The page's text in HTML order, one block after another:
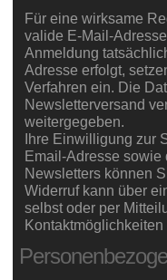
Für eine wirksame
valide E-Mail-
Anmeldung
Adresse erfolgt,
Verfahren ein. Die
Newsletterversand
weitergegeben.
Ihre Einwilligung zur
Email-Adresse
Newsletters können
Widerruf kann über
selbst oder per
Kontaktmöglichkeiten